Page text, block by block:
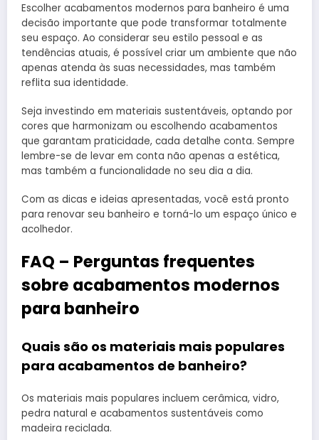
Escolher acabamentos modernos para banheiro é uma
decisão importante que pode transformar totalmente
seu espaço. Ao considerar seu estilo pessoal e as
tendências atuais, é possível criar um ambiente que não
apenas atenda às suas necessidades, mas também
reflita sua identidade.
Seja investindo em materiais sustentáveis, optando por
cores que harmonizam ou escolhendo acabamentos
que garantam praticidade, cada detalhe conta. Sempre
lembre-se de levar em conta não apenas a estética,
mas também a funcionalidade no seu dia a dia.
Com as dicas e ideias apresentadas, você está pronto
para renovar seu banheiro e torná-lo um espaço único e
acolhedor.
FAQ – Perguntas frequentes
sobre acabamentos modernos
para banheiro
Quais são os materiais mais populares
para acabamentos de banheiro?
Os materiais mais populares incluem cerâmica, vidro,
pedra natural e acabamentos sustentáveis como
madeira reciclada.